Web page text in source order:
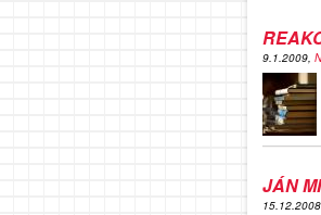
9.1.2009,
JÁN